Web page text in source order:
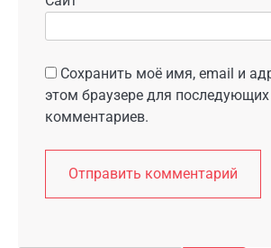
Сохранить моё имя, email и
этом браузере для
комментариев.